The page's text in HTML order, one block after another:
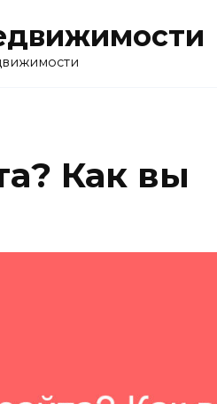
Как вы